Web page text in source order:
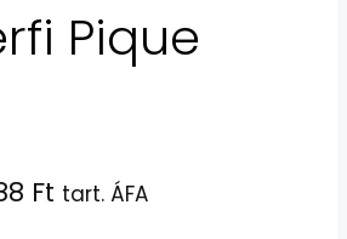
Pique
Ft Ártartomány:
tart. ÁFA